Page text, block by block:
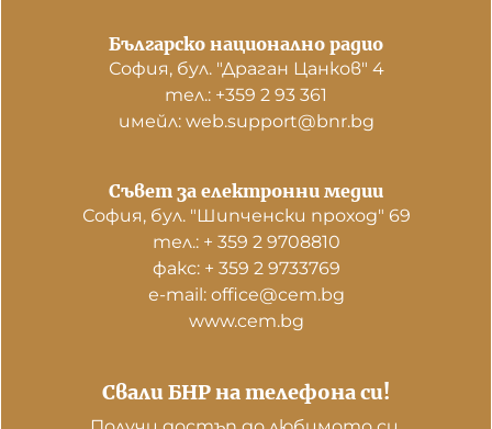
Българско национално радио
София, бул. "Драган Цанков" 4
тел.: +359 2 93 361
имейл: web.support@bnr.bg
Свали БНР на телефона си!
Съвет за електронни медии
София, бул. "Шипченски проход" 69
тел.: + 359 2 9708810
факс: + 359 2 9733769
е-mail: office@cem.bg
www.cem.bg